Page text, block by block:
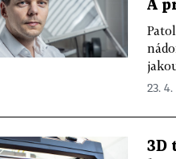
A
23. 4.
3D